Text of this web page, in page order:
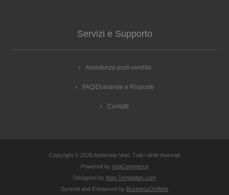
Servizi e Supporto
Assistenza post-vendita
FAQ/Domande e Risposte
Contatti
Copyright © 2026 Ambrosio Vetri. Tutti i diritti riservati
Powered by nopCommerce
Designed by Nop-Templates.com
Synced and Enhanced by BusinessOnWeb